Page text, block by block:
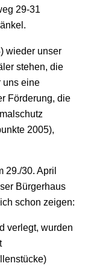
29-31
wieder unser
stehen, die
uns eine
Förderung, die
2005),
29./30. April
Bürgerhaus
schon zeigen:
verlegt, wurden